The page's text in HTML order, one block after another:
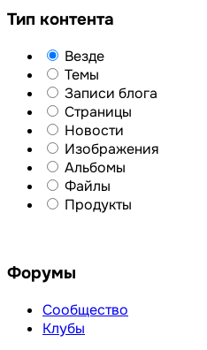
Тип контента
Везде
Темы
Записи блога
Страницы
Новости
Изображения
Альбомы
Файлы
Продукты
Форумы
Сообщество
Клубы